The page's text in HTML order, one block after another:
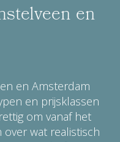
en
en Amsterdam
en prijsklassen
om vanaf het
wat realistisch